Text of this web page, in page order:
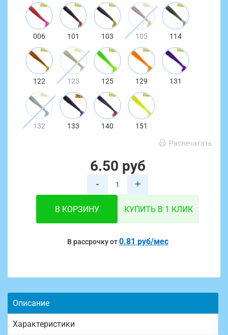
006 101 103 105 114
122 123 125 129 131
132 133 140 151
Распечатать
6.50 руб
- +
В КОРЗИНУ КУПИТЬ В 1 КЛИК
В рассрочку от0.81 руб/мес
Описание
Характеристики